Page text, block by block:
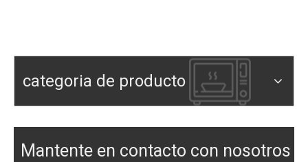
categoria de producto
Mantente en contacto con nosotros